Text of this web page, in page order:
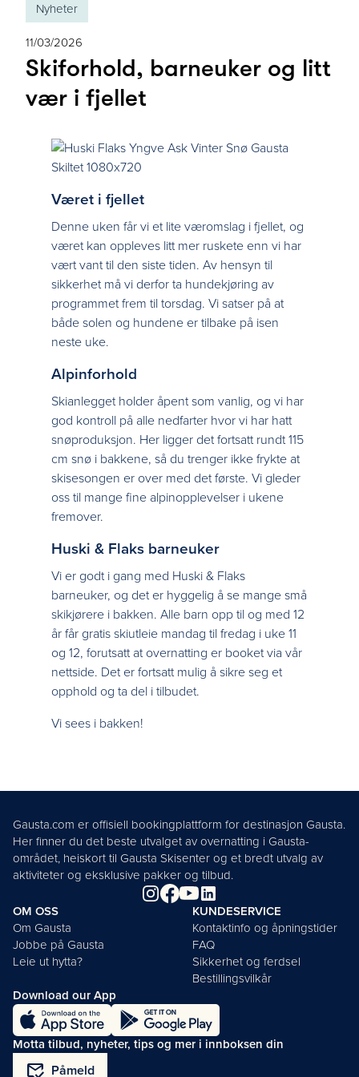
Nyheter
11/03/2026
Skiforhold, barneuker og litt
vær i fjellet
Været i fjellet
Denne uken får vi et lite væromslag i fjellet, og
været kan oppleves litt mer ruskete enn vi har
vært vant til den siste tiden. Av hensyn til
sikkerhet må vi derfor ta hundekjøring av
programmet frem til torsdag. Vi satser på at
både solen og hundene er tilbake på isen
neste uke.
Alpinforhold
Skianlegget holder åpent som vanlig, og vi har
god kontroll på alle nedfarter hvor vi har hatt
snøproduksjon. Her ligger det fortsatt rundt 115
cm snø i bakkene, så du trenger ikke frykte at
skisesongen er over med det første. Vi gleder
oss til mange fine alpinopplevelser i ukene
fremover.
Huski & Flaks barneuker
Vi er godt i gang med Huski & Flaks
barneuker, og det er hyggelig å se mange små
skikjørere i bakken. Alle barn opp til og med 12
år får gratis skiutleie mandag til fredag i uke 11
og 12, forutsatt at overnatting er booket via vår
nettside. Det er fortsatt mulig å sikre seg et
opphold og ta del i tilbudet.
Vi sees i bakken!
Gausta.com er offisiell bookingplattform for destinasjon Gausta.
Her finner du det beste utvalget av overnatting i Gausta-
området, heiskort til Gausta Skisenter og et bredt utvalg av
aktiviteter og eksklusive pakker og tilbud.
OM OSS
Om Gausta
Jobbe på Gausta
Leie ut hytta?
KUNDESERVICE
Kontaktinfo og åpningstider
FAQ
Sikkerhet og ferdsel
Bestillingsvilkår
Download our App
Motta tilbud, nyheter, tips og mer i innboksen din
mark_email_read Påmeld